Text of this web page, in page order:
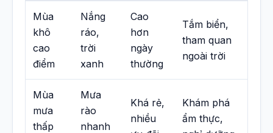
Mùa
khô
cao
điểm
Nắng
ráo,
trời
xanh
Cao
hơn
ngày
thường
Tắm biển,
tham quan
ngoài trời
Mùa
mưa
thấp
Mưa
rào
nhanh
Khá rẻ,
nhiều
Khám phá
ẩm thực,